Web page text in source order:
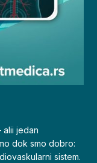
jedan
dok smo dobro:
sistem.